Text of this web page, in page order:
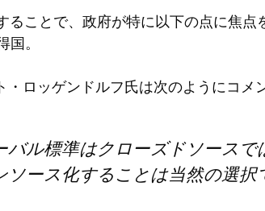
ることで、政府が特に以下の点に焦
国。
ロッゲンドルフ氏は次のようにコメ
ル標準はクローズドソース
ース化することは当然の選択